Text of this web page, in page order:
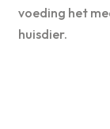
voeding het
huisdier.